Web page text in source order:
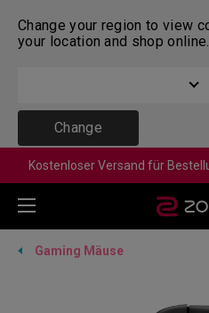
Change your region to view
your location and shop online.
Change
Kostenloser Versand für
Gaming Mäuse